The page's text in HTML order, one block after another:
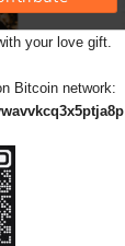
your love gift.
Bitcoin network: